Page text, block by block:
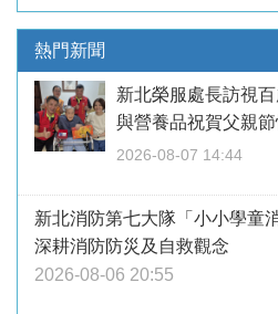
熱門新聞
新北榮服處長訪視
與營養品祝賀父親
2026-08-07 14:44
新北消防第七大隊「小小學童
深耕消防防災及自救觀念
2026-08-06 20:55